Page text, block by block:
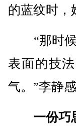
的蓝纹时，
“那时候
表面的技
气。”李静
一份巧